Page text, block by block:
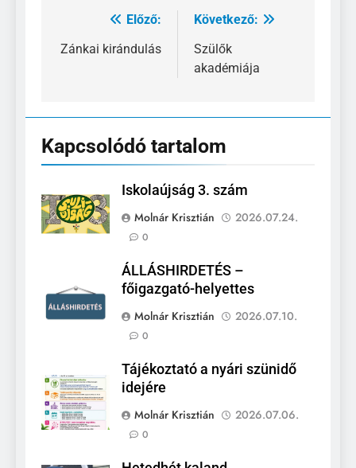
Bejegyzés
navigáció
Előző:
Zánkai kirándulás
Következő:
Szülők
akadémiája
Kapcsolódó tartalom
Iskolaújság 3. szám
Molnár Krisztián
2026.07.24.
0
ÁLLÁSHIRDETÉS –
főigazgató-helyettes
Molnár Krisztián
2026.07.10.
0
Tájékoztató a nyári szünidő
idejére
Molnár Krisztián
2026.07.06.
0